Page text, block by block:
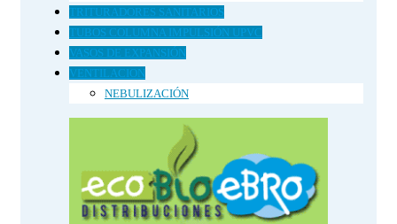
TRITURADORES SANITARIOS
TUBOS COLUMNA IMPULSIÓN UPVC
VASOS DE EXPANSIÓN
VENTILACION
NEBULIZACIÓN